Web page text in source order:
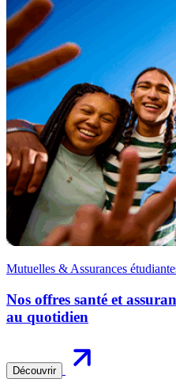
Mutuelles & Assurances
Nos offres santé et
au quotidien
Découvrir